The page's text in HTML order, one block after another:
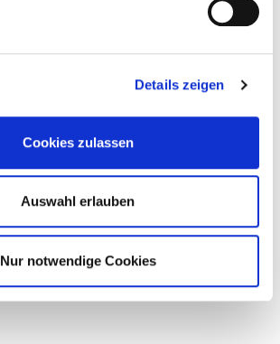
Details zeigen
Cookies zulassen
Auswahl erlauben
Nur notwendige Cookies
Pressemitteilungen
Mediathek
ipoma Ausgabe 03